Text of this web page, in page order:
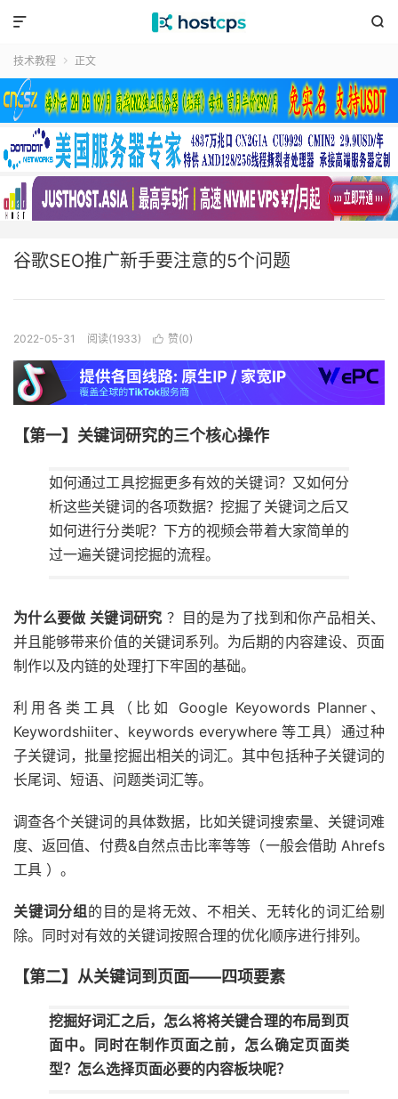


技术教程  正文
谷歌SEO推广新手要注意的5个问题
2022-05-31 阅读(1933)  赞(0)
【第一】关键词研究的三个核心操作
如何通过工具挖掘更多有效的关键词？又如何分
析这些关键词的各项数据？挖掘了关键词之后又
如何进行分类呢？下方的视频会带着大家简单的
过一遍关键词挖掘的流程。
为什么要做 关键词研究 ？目的是为了找到和你产品相关、
并且能够带来价值的关键词系列。为后期的内容建设、页面
制作以及内链的处理打下牢固的基础。
利用各类工具（比如 Google Keyowords Planner、
Keywordshiiter、keywords everywhere 等工具）通过种
子关键词，批量挖掘出相关的词汇。其中包括种子关键词的
长尾词、短语、问题类词汇等。
调查各个关键词的具体数据，比如关键词搜索量、关键词难
度、返回值、付费&自然点击比率等等（一般会借助 Ahrefs
工具 ）。
关键词分组的目的是将无效、不相关、无转化的词汇给剔
除。同时对有效的关键词按照合理的优化顺序进行排列。
【第二】从关键词到页面——四项要素
挖掘好词汇之后，怎么将将关键合理的布局到页
面中。同时在制作页面之前，怎么确定页面类
型？怎么选择页面必要的内容板块呢？